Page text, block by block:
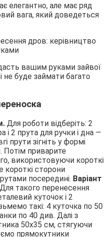
елегантно, але має ряд
вага, який доведеться
вашим руками зайвої
не буде займати багато
Для роботи відберіть: 2
2 прута для ручки і дна —
прути зігніть у формі
Потім приварите
використовуючи короткі
короткі сторони
посередині. Варіант
Для такого перенесення
куточок і 2
такі: 4 куточка по 50
по 40 див. Далі з
50х35 см, стягуючи
прямокутники